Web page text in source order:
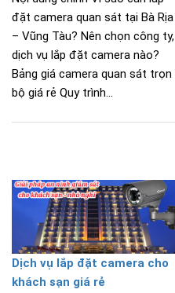
đặt camera quan sát tại Bà Rịa
– Vũng Tàu? Nên chọn công ty,
dịch vụ lắp đặt camera nào?
Bảng giá camera quan sát trọn
bộ giá rẻ Quy trình...
Dịch vụ lắp đặt camera cho
khách sạn giá rẻ